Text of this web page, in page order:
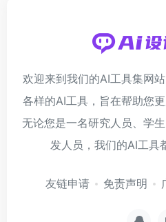
欢迎来到我们的AI工具集网
各样的AI工具，旨在帮助您
无论您是一名研究人员、学
发人员，我们的AI工具
友链申请 免责声明